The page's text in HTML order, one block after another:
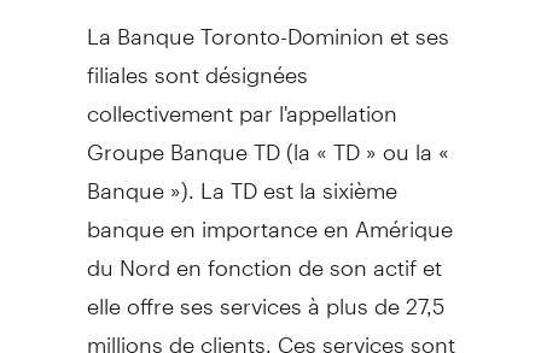
La Banque Toronto-Dominion et ses
filiales sont désignées
collectivement par l'appellation
Groupe Banque TD (la « TD » ou la «
Banque »). La TD est la sixième
banque en importance en Amérique
du Nord en fonction de son actif et
elle offre ses services à plus de 27,5
millions de clients. Ces services sont